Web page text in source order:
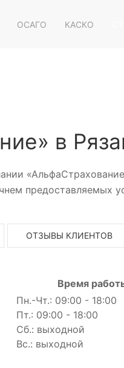
ОСАГО КАСКО
в
предоставляемых
ОТЗЫВЫ КЛИЕНТОВ
Время
Пн.-Чт.: 09:00 - 18:00
Пт.: 09:00 - 18:00
Сб.: выходной
Вс.: выходной